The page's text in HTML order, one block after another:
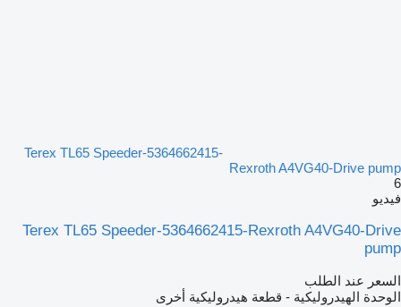
Terex TL65 Speeder-5364662415-
Rexroth A4VG40-Drive pump
6
فيديو
Terex TL65 Speeder-5364662415-Rexroth A4VG40-Drive
pump
السعر عند الطلب
الوحدة الهيدروليكية - قطعة هيدروليكية أخرى